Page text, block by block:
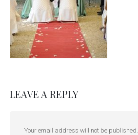
LEAVE A REPLY
Your email address will not be published.